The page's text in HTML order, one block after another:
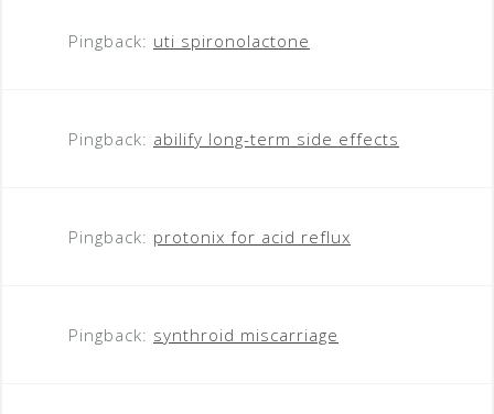
Pingback: uti spironolactone
Pingback: abilify long-term side effects
Pingback: protonix for acid reflux
Pingback: synthroid miscarriage